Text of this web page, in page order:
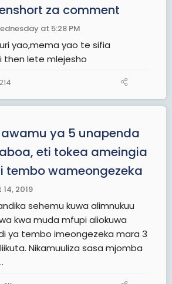
za comment
at 5:28 PM
yao,mema yao te sifia
then lete mlejesho
214
ya 5 unapenda
eti tokea ameingia
tembo wameongezeka
14, 2019
sehemu kuwa alimnukuu
kwa muda mfupi aliokuwa
ya tembo imeongezeka mara 3
Nikamuuliza sasa mjomba